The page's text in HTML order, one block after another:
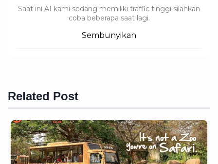
Saat ini AI kami sedang memiliki traffic tinggi silahkan
coba beberapa saat lagi.
Sembunyikan
Related Post